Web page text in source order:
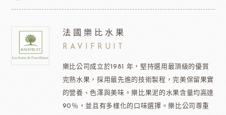
法國樂比水果
RAVIFRUIT
樂比公司成立於1981 年，堅持選用最頂級的優質
完熟水果，採用最先進的技術製程，完美保留果實
的營養、色澤與美味。樂比果泥的水果含量均高達
90％，並且有多樣化的口味選擇。樂比公司尊重